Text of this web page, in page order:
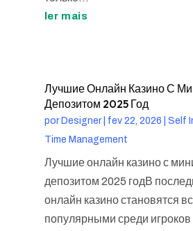
ler mais
Лучшие Онлайн Казино С
Депозитом 2025 Год
por Designer| fev 22, 2026
Self
Time Management
Лучшие онлайн казино с
депозитом 2025 годВ
онлайн казино становятся
популярными среди